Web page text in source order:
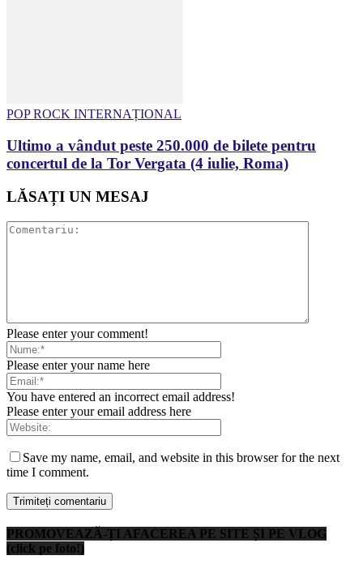
POP ROCK INTERNAȚIONAL
Ultimo a vândut peste 250.000 de bilete pentru
concertul de la Tor Vergata (4 iulie, Roma)
LĂSAȚI UN MESAJ
Please enter your comment!
Please enter your name here
You have entered an incorrect email address!
Please enter your email address here
Save my name, email, and website in this browser for the next
time I comment.
PROMOVEAZĂ-ȚI AFACEREA PE SITE ȘI PE VLOG
(click pe foto!)